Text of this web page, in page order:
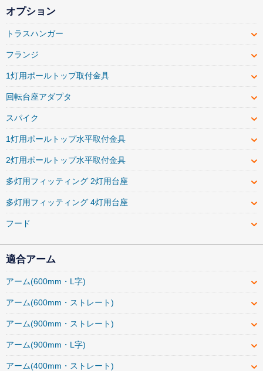
オプション
トラスハンガー
フランジ
1灯用ポールトップ取付金具
回転台座アダプタ
スパイク
1灯用ポールトップ水平取付金具
2灯用ポールトップ水平取付金具
多灯用フィッティング 2灯用台座
多灯用フィッティング 4灯用台座
フード
適合アーム
アーム(600mm・L字)
アーム(600mm・ストレート)
アーム(900mm・ストレート)
アーム(900mm・L字)
アーム(400mm・ストレート)